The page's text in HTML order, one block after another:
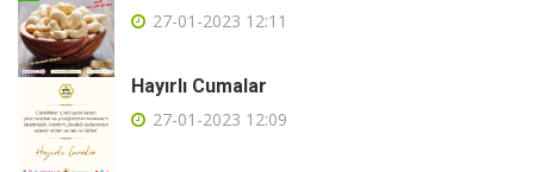
27-01-2023 12:11
Hayırlı Cumalar
27-01-2023 12:09